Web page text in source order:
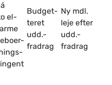
el-
Budget-
teret
udd.-
fradrag
Ny mdl.
leje efter
udd.-
fradrag